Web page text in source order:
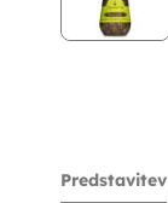
Predstavitev